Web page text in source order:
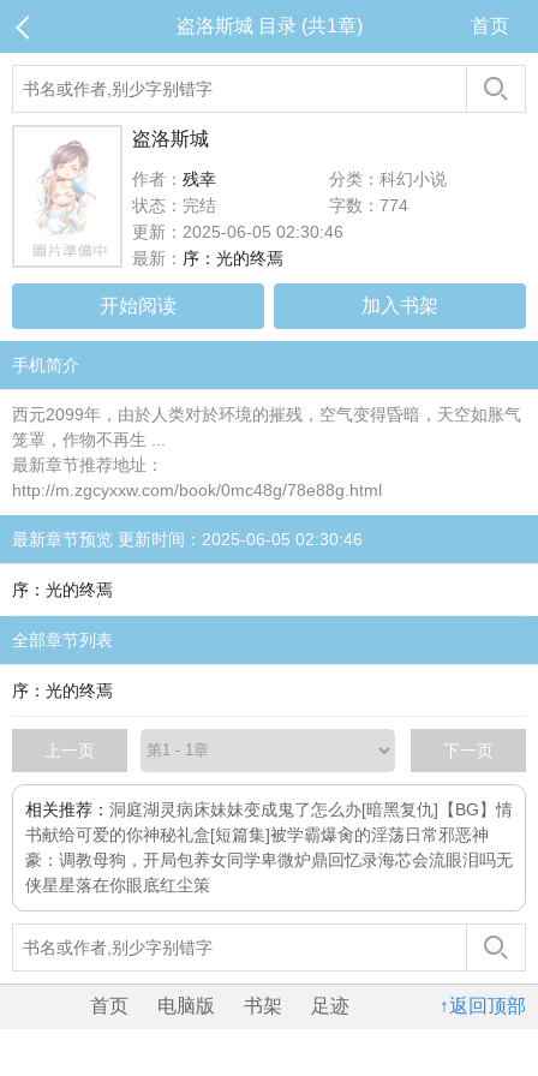
盗洛斯城 目录 (共1章) 首页
盗洛斯城
作者： 残幸
分类：科幻小说
状态：完结
字数：774
更新：2025-06-05 02:30:46
最新： 序：光的终焉
开始阅读 加入书架
手机简介
西元2099年，由於人类对於环境的摧残，空气变得昏暗，天空如胀气
笼罩，作物不再生 ...
最新章节推荐地址：
http://m.zgcyxxw.com/book/0mc48g/78e88g.html
最新章节预览 更新时间：2025-06-05 02:30:46
序：光的终焉
全部章节列表
序：光的终焉
上一页 下一页
相关推荐： 洞庭湖灵病床妹妹变成鬼了怎么办[暗黑复仇] 【BG】情
书献给可爱的你神秘礼盒[短篇集]被学霸爆肏的淫荡日常邪恶神
豪：调教母狗，开局包养女同学卑微炉鼎回忆录海芯会流眼泪吗无
侠星星落在你眼底红尘策
↑返回顶部
首页 电脑版 书架 足迹